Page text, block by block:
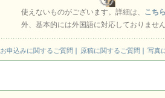
使えないものがございます。詳細は、 こち
外、基本的には外国語に対応しておりませ
お申込みに関するご質問 原稿に関するご質問 写真